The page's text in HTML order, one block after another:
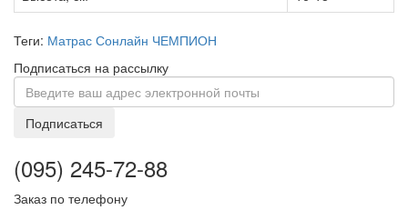
Теги: Матрас Сонлайн ЧЕМПИОН
Подписаться на рассылку
Подписаться
(095) 245-72-88
Заказ по телефону